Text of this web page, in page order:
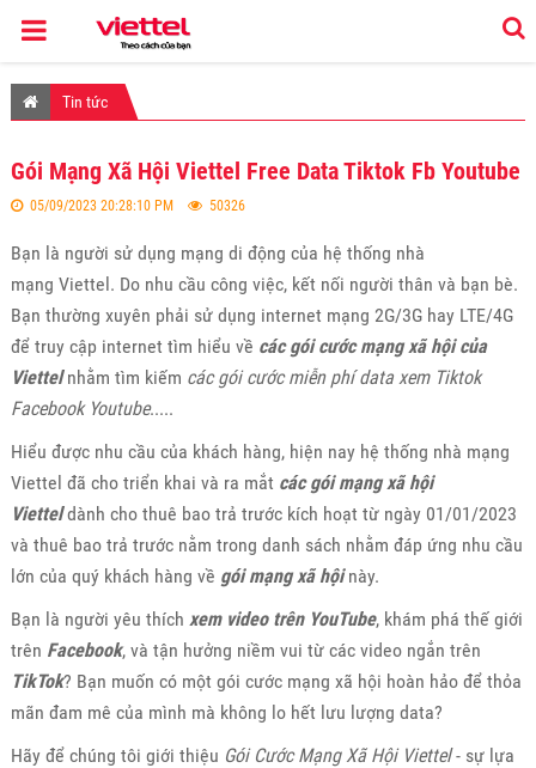
Tin tức
Gói Mạng Xã Hội Viettel Free Data Tiktok Fb Youtube
05/09/2023 20:28:10 PM 50326
Bạn là người sử dụng mạng di động của hệ thống nhà
mạng Viettel. Do nhu cầu công việc, kết nối người thân và bạn bè.
Bạn thường xuyên phải sử dụng internet mạng 2G/3G hay LTE/4G
để truy cập internet tìm hiểu về các gói cước mạng xã hội của
Viettelnhằm tìm kiếm các gói cước miễn phí data xem Tiktok
Facebook Youtube.....
Hiểu được nhu cầu của khách hàng, hiện nay hệ thống nhà mạng
Viettel đã cho triển khai và ra mắt các gói mạng xã hội
Vietteldành cho thuê bao trả trước kích hoạt từ ngày 01/01/2023
và thuê bao trả trước nằm trong danh sách nhằm đáp ứng nhu cầu
lớn của quý khách hàng về gói mạng xã hộinày.
Bạn là người yêu thích xem video trên YouTube, khám phá thế giới
trên Facebook, và tận hưởng niềm vui từ các video ngắn trên
TikTok? Bạn muốn có một gói cước mạng xã hội hoàn hảo để thỏa
mãn đam mê của mình mà không lo hết lưu lượng data?
Hãy để chúng tôi giới thiệu Gói Cước Mạng Xã Hội Viettel- sự lựa